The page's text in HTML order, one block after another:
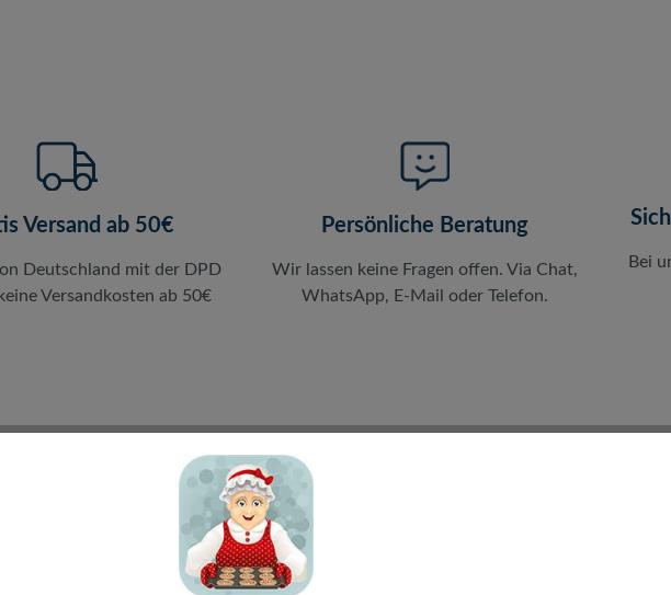
Versand ab 50€
Deutschland mit der DPD
Versandkosten ab 50€
Persönliche Beratung
Wir lassen keine Fragen offen. Via Chat,
WhatsApp, E-Mail oder Telefon.
Bei